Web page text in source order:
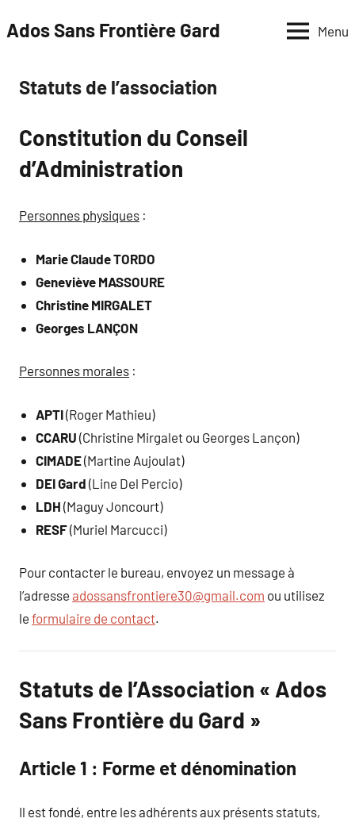
auAdos Sans Frontière Gard Menu
Statuts de l’association
Constitution du Conseil
d’Administration
Personnes physiques :
Marie Claude TORDO
Geneviève MASSOURE
Christine MIRGALET
Georges LANÇON
Personnes morales :
APTI(Roger Mathieu)
CCARU (Christine Mirgalet ou Georges Lançon)
CIMADE(Martine Aujoulat)
DEI Gard (Line Del Percio)
LDH (Maguy Joncourt)
RESF(Muriel Marcucci)
Pour contacter le bureau, envoyez un message à
l’adresse adossansfrontiere30@gmail.com ou utilisez
le formulaire de contact.
Statuts de l’Association « Ados
Sans Frontière du Gard »
Article 1 : Forme et dénomination
Il est fondé, entre les adhérents aux présents statuts,